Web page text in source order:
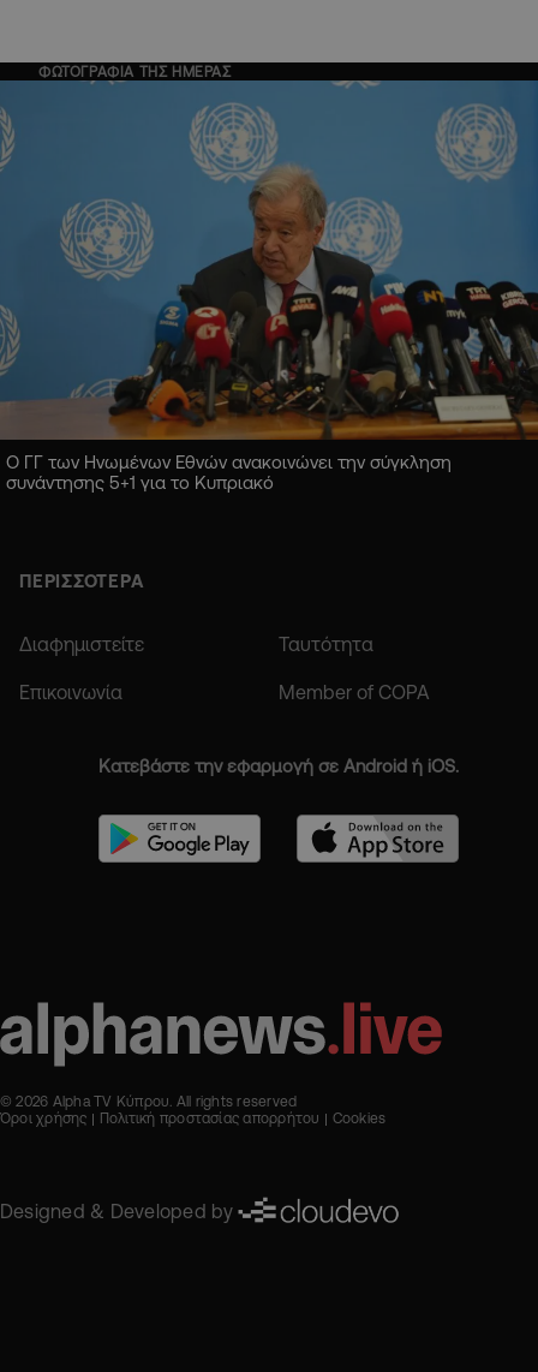
ΦΩΤΟΓΡΑΦΙΑ ΤΗΣ ΗΜΕΡΑΣ
Ο ΓΓ των Ηνωμένων Εθνών ανακοινώνει την σύγκληση
συνάντησης 5+1 για το Κυπριακό
ΠΕΡΙΣΣΟΤΕΡΑ
Διαφημιστείτε Ταυτότητα
Επικοινωνία Member of COPA
Κατεβάστε την εφαρμογή σε Android ή iOS.
© 2026 Alpha TV Κύπρου. All rights reserved
Όροι χρήσης
Πολιτική προστασίας απορρήτου Cookies
Designed & Developed by